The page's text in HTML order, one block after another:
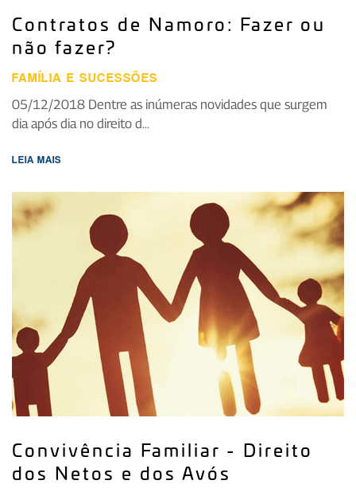
Contratos de Namoro: Fazer ou
não fazer?
FAMÍLIA E SUCESSÕES
05/12/2018 Dentre as inúmeras novidades que surgem
dia após dia no direito d...
LEIA MAIS
Convivência Familiar - Direito
dos Netos e dos Avós